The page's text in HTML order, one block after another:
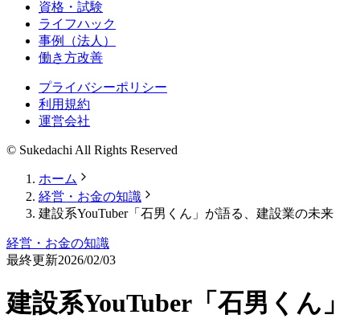
資格・試験
ライフハック
事例（法人）
働き方改善
プライバシーポリシー
利用規約
運営会社
© Sukedachi All Rights Reserved
ホーム
経営・お金の知識
建設系YouTuber「石男くん」が語る、建設業の未来
経営・お金の知識
最終更新2026/02/03
建設系YouTuber「石男くん